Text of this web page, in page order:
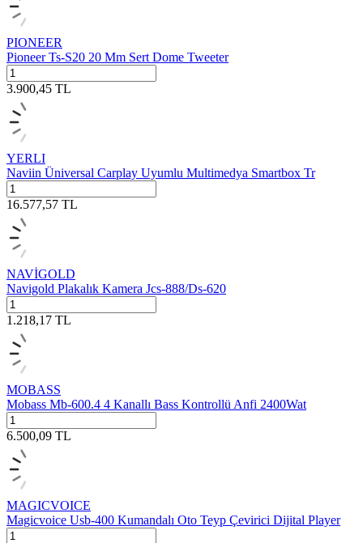
PIONEER
Pioneer Ts-S20 20 Mm Sert Dome Tweeter
3.900,45 TL
YERLI
Naviin Üniversal Carplay Uyumlu Multimedya Smartbox Tr
16.577,57 TL
NAVİGOLD
Navigold Plakalık Kamera Jcs-888/Ds-620
1.218,17 TL
MOBASS
Mobass Mb-600.4 4 Kanallı Bass Kontrollü Anfi 2400Wat
6.500,09 TL
MAGICVOICE
Magicvoice Usb-400 Kumandalı Oto Teyp Çevirici Dijital Player